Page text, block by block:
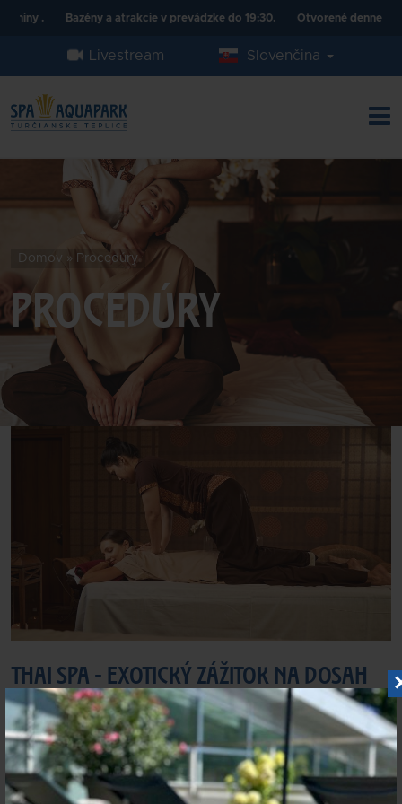
Bazény a atrakcie v prevádzke do 19:30. Otvorené denne od
Livestream Slovenčina
Domov » Procedúry
PROCEDÚRY
THAI SPA - EXOTICKÝ ZÁŽITOK NA DOSAH
Ochutnajte kúsok exotiky u nás, priamo v srdci Slovenska,
s autentickými thajskými masážami, ktoré uvoľnia vaše
telo a doprajú pokoj...
Zobraziť viac